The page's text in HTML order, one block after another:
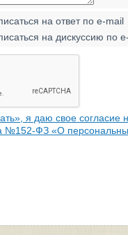
на ответ по e-mail
на дискуссию по
я даю свое согласие
№152-ФЗ «О